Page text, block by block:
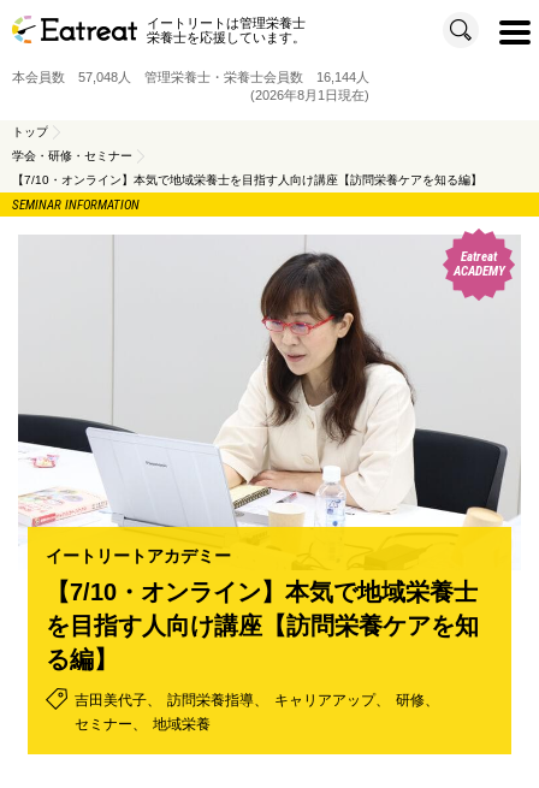
イートリートは管理栄養士
栄養士を応援しています。
t
o
i
本会員数 57,048人 管理栄養士・栄養士会員数 16,144人
(2026年8月1日現在)
トップ
学会・研修・セミナー
【7/10・オンライン】本気で地域栄養士を目指す人向け講座【訪問栄養ケアを知る編】
SEMINAR INFORMATION
Eatreat
ACADEMY
イートリートアカデミー
【7/10・オンライン】本気で地域栄養士
を目指す人向け講座【訪問栄養ケアを知
る編】
吉田美代子 訪問栄養指導 キャリアアップ
研修
セミナー
地域栄養